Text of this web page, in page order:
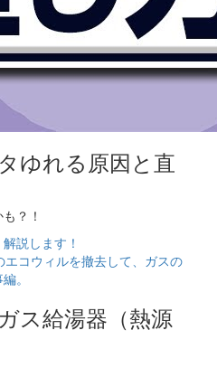
ゆれる原因と直
？！
説します！
ス給湯器（熱源